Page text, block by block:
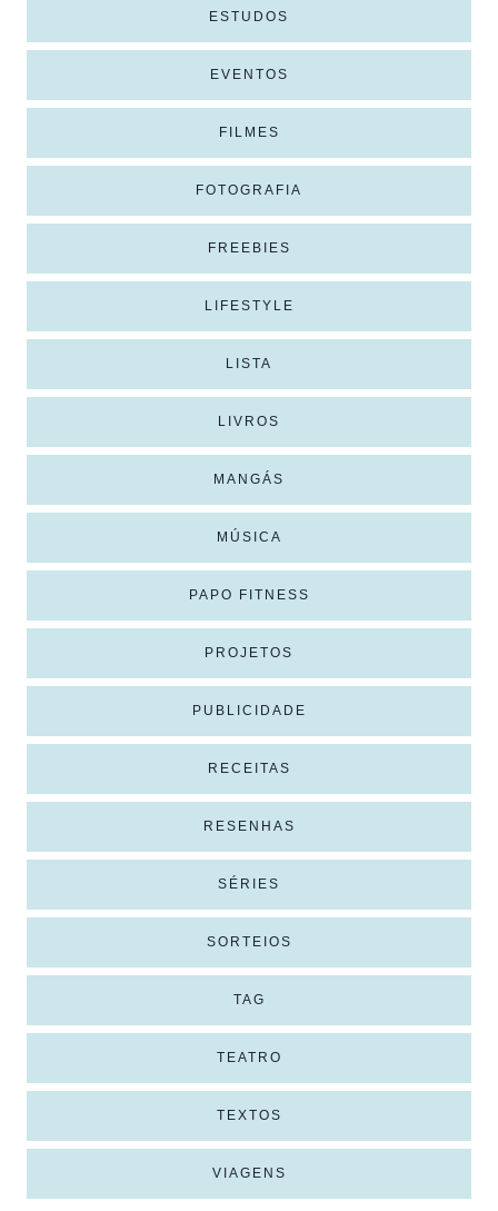
ESTUDOS
EVENTOS
FILMES
FOTOGRAFIA
FREEBIES
LIFESTYLE
LISTA
LIVROS
MANGÁS
MÚSICA
PAPO FITNESS
PROJETOS
PUBLICIDADE
RECEITAS
RESENHAS
SÉRIES
SORTEIOS
TAG
TEATRO
TEXTOS
VIAGENS